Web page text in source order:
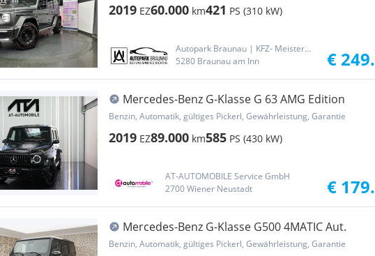
2019 EZ60.000 km421 PS (310 kW)
Autopark Braunau | KFZ- Meisterbetrieb und Handel
5280 Braunau am Inn
€
Mercedes-Benz G-Klasse G 63 AMG Edition
Benzin, Automatik, gültiges Pickerl, Gewährleistung, Garantie
2019 EZ89.000 km585 PS (430 kW)
AT-AUTOMOBILE Service GmbH
2700 Wiener Neustadt
€
Mercedes-Benz G-Klasse G500 4MATIC Aut.
Benzin, Automatik, gültiges Pickerl, Gewährleistung, Garantie